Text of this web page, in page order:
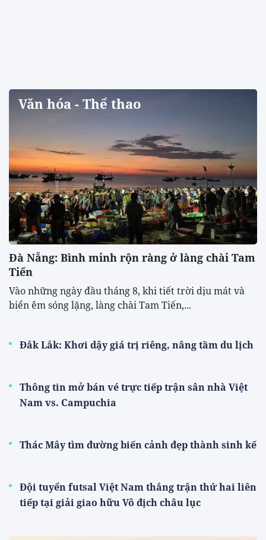
Văn hóa - Thể thao
Đà Nẵng: Bình minh rộn ràng ở làng chài Tam
Tiến
Vào những ngày đầu tháng 8, khi tiết trời dịu mát và
biển êm sóng lặng, làng chài Tam Tiến,...
Đắk Lắk: Khơi dậy giá trị riêng, nâng tầm du lịch
Thông tin mở bán vé trực tiếp trận sân nhà Việt
Nam vs. Campuchia
Thác Mây tìm đường biến cảnh đẹp thành sinh kế
Đội tuyển futsal Việt Nam thắng trận thứ hai liên
tiếp tại giải giao hữu Vô địch châu lục